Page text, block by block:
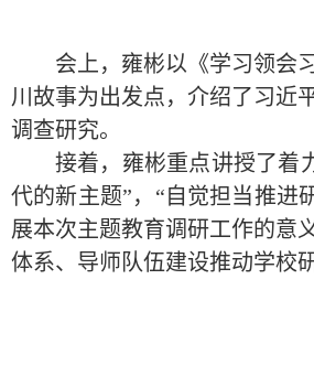
会上，雍彬以《学习领会
川故事为出发点，介绍了习近
调查研究。
接着，雍彬重点讲授了着
代的新主题”，“自觉担当推进
展本次主题教育调研工作的意
体系、导师队伍建设推动学校